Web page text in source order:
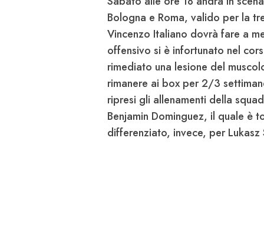
Bologna e Roma, valido per la
Vincenzo Italiano dovrà fare a
offensivo si è infortunato nel
rimediato una lesione del
rimanere ai box per 2/3
ripresi gli allenamenti della
Benjamin Dominguez, il quale è
differenziato, invece, per Lukasz